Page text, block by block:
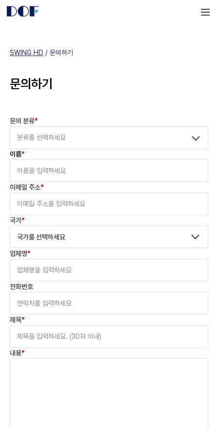
DOF
Navigation
SWING HD / 문의하기
문의하기
문의 분류*
이름*
이메일 주소*
국가*
국가를 선택하세요
업체명*
전화번호
제목*
내용*